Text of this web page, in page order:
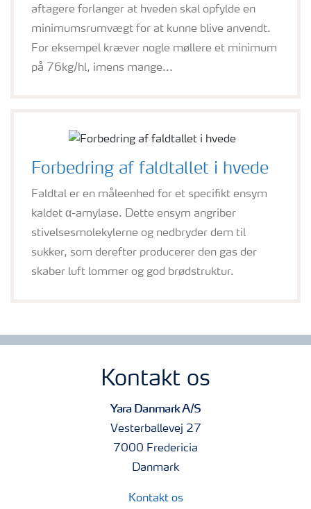
aftagere forlanger at hveden skal opfylde en
minimumsrumvægt for at kunne blive anvendt.
For eksempel kræver nogle møllere et minimum
på 76kg/hl, imens mange...
Forbedring af faldtallet i hvede
Faldtal er en måleenhed for et specifikt ensym
kaldet α-amylase. Dette ensym angriber
stivelsesmolekylerne og nedbryder dem til
sukker, som derefter producerer den gas der
skaber luft lommer og god brødstruktur.
Kontakt os
Yara Danmark A/S
Vesterballevej 27
7000 Fredericia
Danmark
Kontakt os